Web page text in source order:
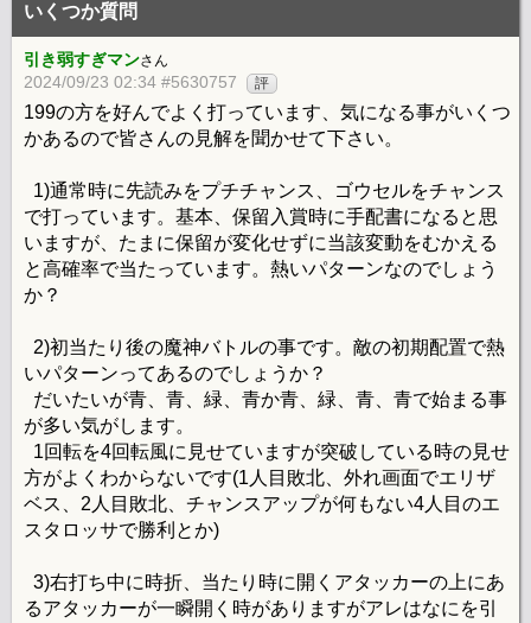
いくつか質問
引き弱すぎマンさん
2024/09/23 02:34 #5630757 評
199の方を好んでよく打っています、気になる事がいくつ
かあるので皆さんの見解を聞かせて下さい。
1)通常時に先読みをプチチャンス、ゴウセルをチャンス
で打っています。基本、保留入賞時に手配書になると思
いますが、たまに保留が変化せずに当該変動をむかえる
と高確率で当たっています。熱いパターンなのでしょう
か？
2)初当たり後の魔神バトルの事です。敵の初期配置で熱
いパターンってあるのでしょうか？
だいたいが青、青、緑、青か青、緑、青、青で始まる事
が多い気がします。
1回転を4回転風に見せていますが突破している時の見せ
方がよくわからないです(1人目敗北、外れ画面でエリザ
ベス、2人目敗北、チャンスアップが何もない4人目のエ
スタロッサで勝利とか)
3)右打ち中に時折、当たり時に開くアタッカーの上にあ
るアタッカーが一瞬開く時がありますがアレはなにを引